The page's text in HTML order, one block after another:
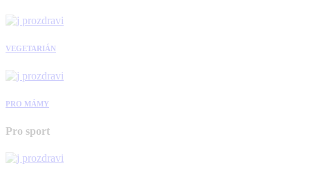
VEGETARIÁN
PRO MÁMY
Pro sport